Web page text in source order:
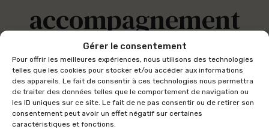
Gérer le consentement
Pour offrir les meilleures expériences, nous utilisons des technologies
telles que les cookies pour stocker et/ou accéder aux informations
des appareils. Le fait de consentir à ces technologies nous permettra
de traiter des données telles que le comportement de navigation ou
les ID uniques sur ce site. Le fait de ne pas consentir ou de retirer son
consentement peut avoir un effet négatif sur certaines
caractéristiques et fonctions.
accompagnement
juridique sur
mesure ?